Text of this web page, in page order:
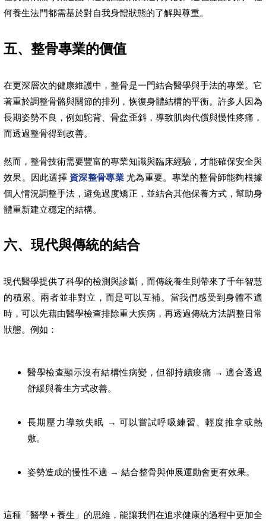
何養生法門都需基於對自我身體狀態的了解與尊重。
五、整骨專業的價值
在更深層次的健康維護中，整骨是一門結合醫學與手法的專業。它
著重於調整骨骼與關節的排列，恢復身體結構的平衡。許多人因為
長期姿勢不良，例如駝背、骨盆歪斜，導致肌肉代償與慢性疼痛，
而透過整骨得到改善。
然而，整骨技術需要豐富的專業知識與臨床經驗，才能確保安全與
效果。因此選擇 資深整骨專業尤為重要。專業的整骨師能夠根據
個人情況調整手法，避免過度矯正，並結合其他保養方式，幫助身
體重新建立穩定的結構。
六、現代與傳統的結合
現代醫學提供了科學的檢測與診斷，而傳統養生則帶來了千年智慧
的積累。兩者並非對立，而是可以互補。當我們感受到身體不適
時，可以先藉由醫學檢查排除重大疾病，再透過傳統方法調整日常
狀態。例如：
醫學檢查顯示沒有結構性病變，但卻持續痠痛 → 適合透過
舒緩與養生方式改善。
長期壓力導致失眠 → 可以嘗試呼吸練習、輕度推拿或熱
敷。
姿勢造成的慢性不適 → 結合整骨與伸展運動會更有效果。
這種「醫學＋養生」的思維，能讓我們在追求健康的過程中更加全